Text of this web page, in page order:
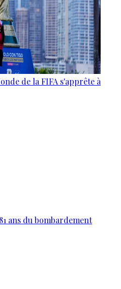
de la FIFA s'apprête à
ans du bombardement